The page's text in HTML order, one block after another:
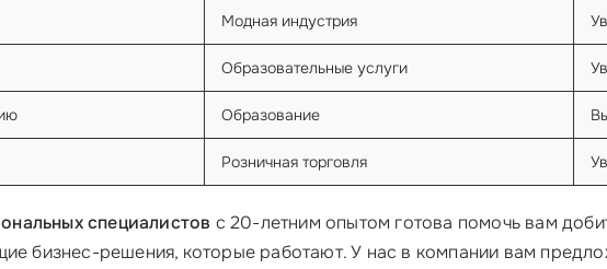
Модная индустрия
Образовательные услуги
Образование
Розничная торговля
специалистов с 20-летним опытом готова помочь вам
бизнес-решения, которые работают. У нас в компании вам